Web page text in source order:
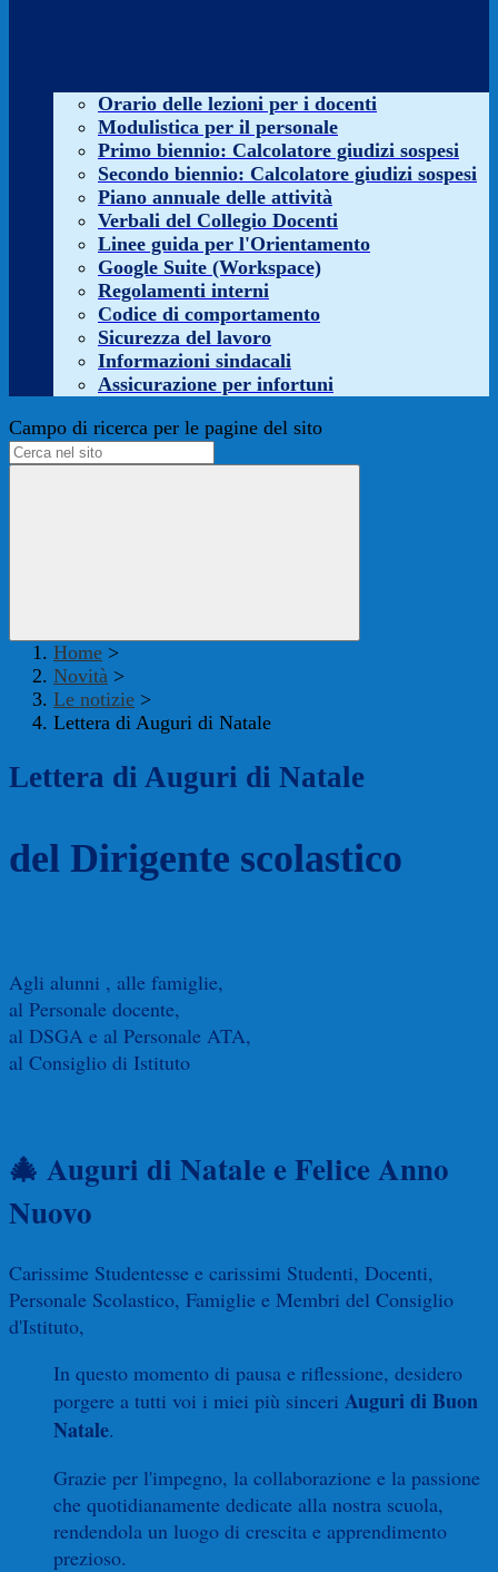
Orario delle lezioni per i docenti
Modulistica per il personale
Primo biennio: Calcolatore giudizi sospesi
Secondo biennio: Calcolatore giudizi sospesi
Piano annuale delle attività
Verbali del Collegio Docenti
Linee guida per l'Orientamento
Google Suite (Workspace)
Regolamenti interni
Codice di comportamento
Sicurezza del lavoro
Informazioni sindacali
Assicurazione per infortuni
Campo di ricerca per le pagine del sito
Home >
Novità >
Le notizie >
Lettera di Auguri di Natale
Lettera di Auguri di Natale
del Dirigente scolastico
Agli alunni , alle famiglie,
al Personale docente,
al DSGA e al Personale ATA,
al Consiglio di Istituto
🎄 Auguri di Natale e Felice Anno
Nuovo
Carissime Studentesse e carissimi Studenti, Docenti,
Personale Scolastico, Famiglie e Membri del Consiglio
d'Istituto,
In questo momento di pausa e riflessione, desidero
porgere a tutti voi i miei più sinceri Auguri di Buon
Natale.
Grazie per l'impegno, la collaborazione e la passione
che quotidianamente dedicate alla nostra scuola,
rendendola un luogo di crescita e apprendimento
prezioso.